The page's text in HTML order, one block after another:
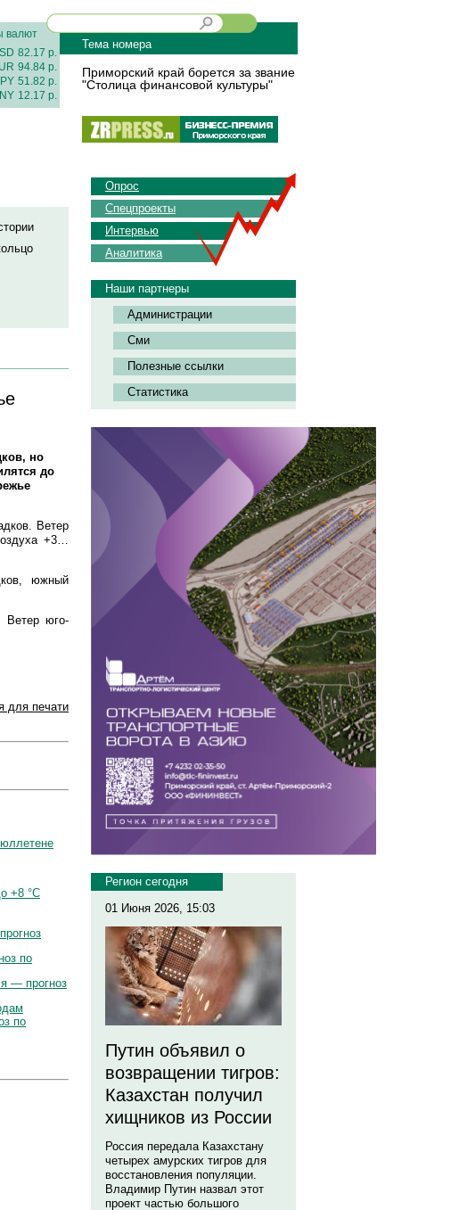
валют
82.17 р.
94.84 р.
51.82 р.
12.17 р.
Тема номера
Приморский край борется за звание
"Столица финансовой культуры"
но
до
Ветер
+3…
южный
Ветер юго-
для печати
+8 °C
по
— прогноз
по
Опрос
Спецпроекты
Интервью
Аналитика
Наши партнеры
Администрации
Сми
Полезные ссылки
Статистика
Регион сегодня
01 Июня 2026, 15:03
Путин объявил о
возвращении тигров:
Казахстан получил
хищников из России
Россия передала Казахстану
четырех амурских тигров для
восстановления популяции.
Владимир Путин назвал этот
проект частью большого